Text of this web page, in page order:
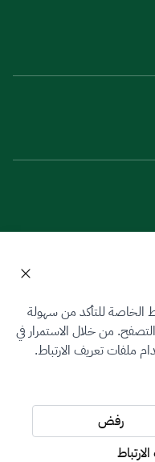
الخاصة للتأكد من سهولة
من خلال الاستمرار في
ملفات تعريف الارتباط.
رفض